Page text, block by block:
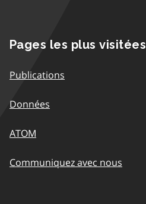
Pages les plus visitées
Publications
Données
ATOM
Communiquez avec nous